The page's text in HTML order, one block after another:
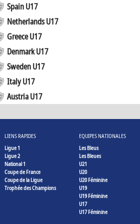
Spain U17
Netherlands U17
Greece U17
Denmark U17
Sweden U17
Italy U17
Austria U17
LIENS RAPIDES
Ligue 1
Ligue 2
National 1
Coupe de France
Coupe de la Ligue
Trophée des Champions
EQUIPES NATIONALES
Les Bleus
Les Bleues
U21
U20
U20 Féminine
U19
U19 Féminine
U17
U17 Féminine